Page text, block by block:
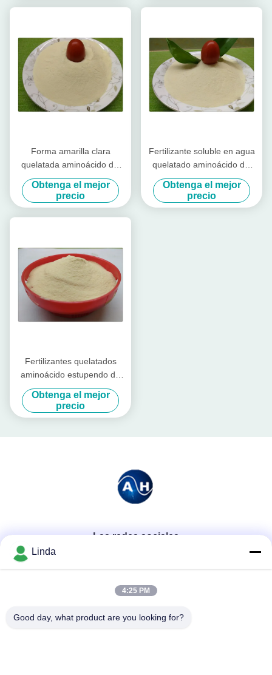
Forma amarilla clara
quelatada aminoácido del
polvo de los microalimentos
del magnesio del cinc del
boro
Obtenga el mejor
precio
Fertilizante soluble en agua
quelatado aminoácido del
magnesio del cinc del
fertilizante del boro
Obtenga el mejor
precio
Fertilizantes quelatados
aminoácido estupendo de
los microalimentos del
potasio con las proteínas
hidrolizadas
Obtenga el mejor
precio
Las redes sociales
Contacto rápido
Teléfono
Linda
4:25 PM
Good day, what product are you looking for?